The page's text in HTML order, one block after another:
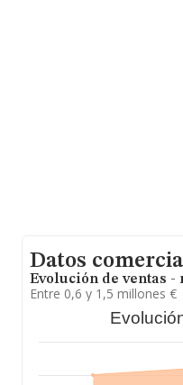
Datos
Evolución de ventas
Entre 0,6 y 1,5 millones €